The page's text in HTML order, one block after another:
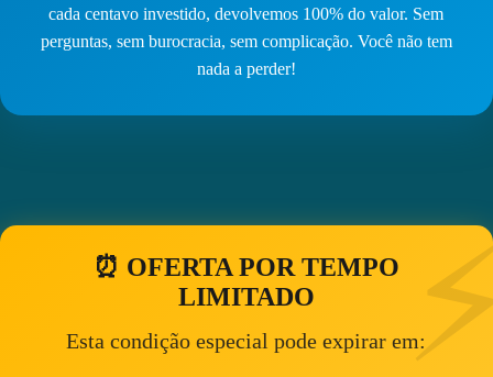
cada centavo investido, devolvemos 100% do valor. Sem
perguntas, sem burocracia, sem complicação. Você não tem
nada a perder!
⏰ OFERTA POR TEMPO
LIMITADO
Esta condição especial pode expirar em: